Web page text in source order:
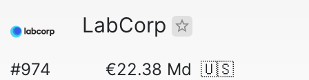
LabCorp
#974 €22.38 Md 🇺🇸